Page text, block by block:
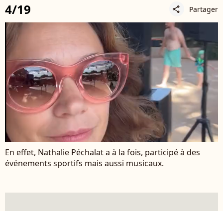
4/19 share Partager
En effet, Nathalie Péchalat a à la fois, participé à des
événements sportifs mais aussi musicaux.